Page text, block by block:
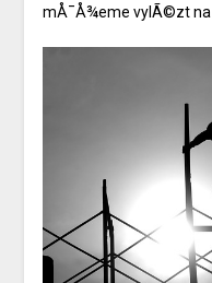
mÅ¯Å¾eme vylÃ©zt na